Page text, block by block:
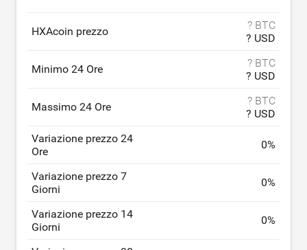
HXAcoin prezzo
? BTC
? USD
Minimo 24 Ore
? BTC
? USD
Massimo 24 Ore
? BTC
? USD
Variazione prezzo 24
Ore
0%
Variazione prezzo 7
Giorni
0%
Variazione prezzo 14
Giorni
0%